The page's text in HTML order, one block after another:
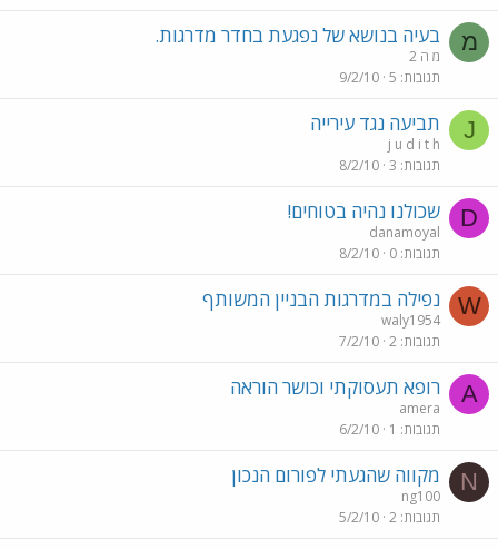
מ בעיה בנושא של נפגעת בחדר מדרגות.
מ ה 2
תגובות 5
9/2/10
J תביעה נגד עירייה
j u d i t h
תגובות 3
8/2/10
D שכולנו נהיה בטוחים!
danamoyal
תגובות 0
8/2/10
W נפילה במדרגות הבניין המשותף
waly1954
תגובות 2
7/2/10
A רופא תעסוקתי וכושר הוראה
amera
תגובות 1
6/2/10
N מקווה שהגעתי לפורום הנכון
ng100
תגובות 2
5/2/10